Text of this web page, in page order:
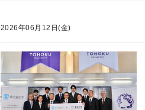
2026年06月12日(金)